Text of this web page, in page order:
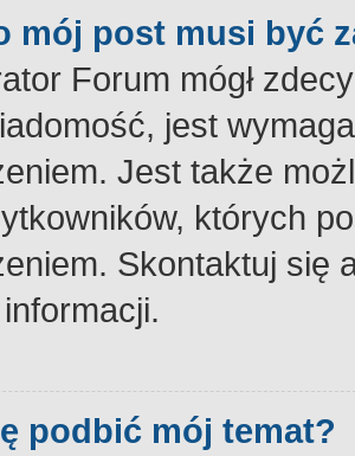
mój post musi być
Forum mógł
jest
Jest także
których
Skontaktuj się
podbić mój temat?